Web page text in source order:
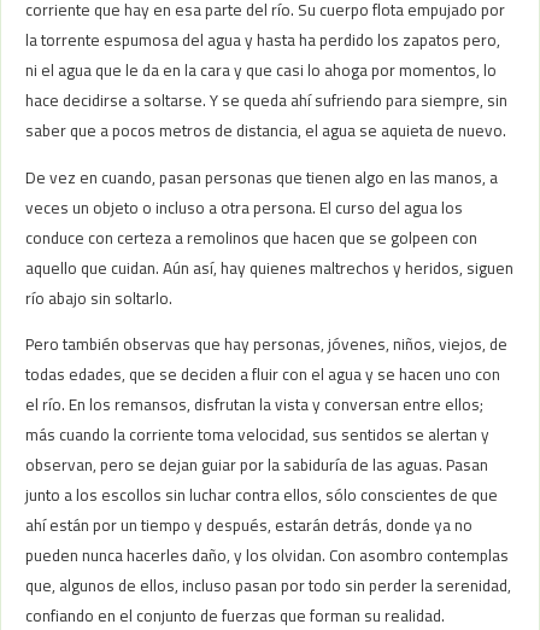
corriente que hay en esa parte del río. Su cuerpo flota empujado por
la torrente espumosa del agua y hasta ha perdido los zapatos pero,
ni el agua que le da en la cara y que casi lo ahoga por momentos, lo
hace decidirse a soltarse. Y se queda ahí sufriendo para siempre, sin
saber que a pocos metros de distancia, el agua se aquieta de nuevo.
De vez en cuando, pasan personas que tienen algo en las manos, a
veces un objeto o incluso a otra persona. El curso del agua los
conduce con certeza a remolinos que hacen que se golpeen con
aquello que cuidan. Aún así, hay quienes maltrechos y heridos, siguen
río abajo sin soltarlo.
Pero también observas que hay personas, jóvenes, niños, viejos, de
todas edades, que se deciden a fluir con el agua y se hacen uno con
el río. En los remansos, disfrutan la vista y conversan entre ellos;
más cuando la corriente toma velocidad, sus sentidos se alertan y
observan, pero se dejan guiar por la sabiduría de las aguas. Pasan
junto a los escollos sin luchar contra ellos, sólo conscientes de que
ahí están por un tiempo y después, estarán detrás, donde ya no
pueden nunca hacerles daño, y los olvidan. Con asombro contemplas
que, algunos de ellos, incluso pasan por todo sin perder la serenidad,
confiando en el conjunto de fuerzas que forman su realidad.